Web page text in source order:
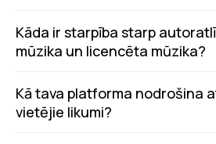
Kāda ir starpība starp
mūzika un licencēta mūzika?
Kā tava platforma nodrošina
vietējie likumi?